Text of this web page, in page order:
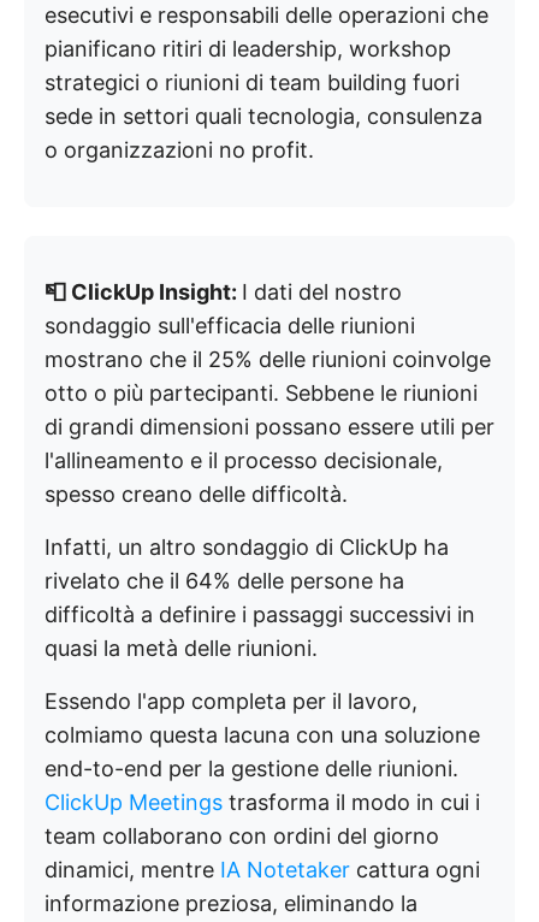
esecutivi e responsabili delle operazioni che
pianificano ritiri di leadership, workshop
strategici o riunioni di team building fuori
sede in settori quali tecnologia, consulenza
o organizzazioni no profit.
📮 ClickUp Insight: I dati del nostro
sondaggio sull'efficacia delle riunioni
mostrano che il 25% delle riunioni coinvolge
otto o più partecipanti. Sebbene le riunioni
di grandi dimensioni possano essere utili per
l'allineamento e il processo decisionale,
spesso creano delle difficoltà.
Infatti, un altro sondaggio di ClickUp ha
rivelato che il 64% delle persone ha
difficoltà a definire i passaggi successivi in
quasi la metà delle riunioni.
Essendo l'app completa per il lavoro,
colmiamo questa lacuna con una soluzione
end-to-end per la gestione delle riunioni.
ClickUp Meetings trasforma il modo in cui i
team collaborano con ordini del giorno
dinamici, mentre IA Notetaker cattura ogni
informazione preziosa, eliminando la